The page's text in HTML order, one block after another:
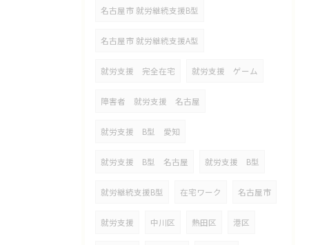
名古屋市 就労継続支援B型
名古屋市 就労継続支援A型
就労支援 完全在宅 就労支援 ゲーム
障害者 就労支援 名古屋
就労支援 B型 愛知
就労支援 B型 名古屋 就労支援 B型
就労継続支援B型 在宅ワーク 名古屋市
就労支援 中川区 熱田区 港区